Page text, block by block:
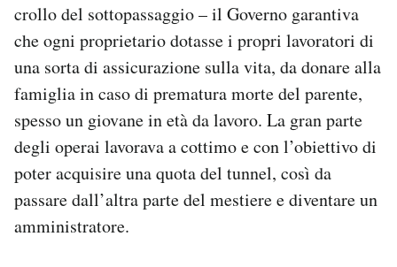
crollo del sottopassaggio – il Governo garantiva
che ogni proprietario dotasse i propri lavoratori di
una sorta di assicurazione sulla vita, da donare alla
famiglia in caso di prematura morte del parente,
spesso un giovane in età da lavoro. La gran parte
degli operai lavorava a cottimo e con l’obiettivo di
poter acquisire una quota del tunnel, così da
passare dall’altra parte del mestiere e diventare un
amministratore.